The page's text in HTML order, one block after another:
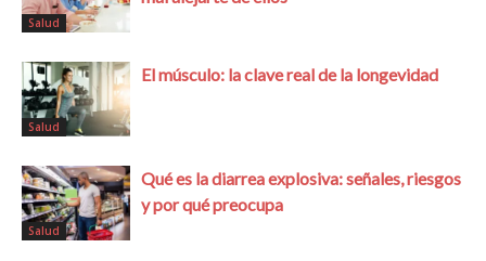
Salud
Salud
El músculo: la clave real de la longevidad
Salud
Qué es la diarrea explosiva: señales, riesgos
y por qué preocupa